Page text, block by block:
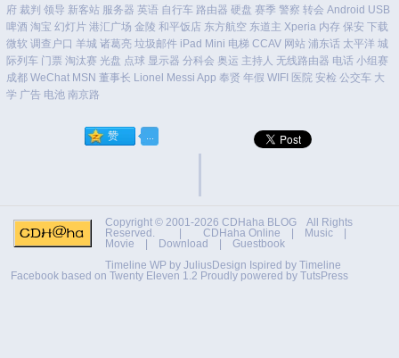
府 裁判 领导 新客站 服务器 英语 自行车 路由器 硬盘 赛季 警察 转会 Android USB
啤酒 淘宝 幻灯片 港汇广场 金陵 和平饭店 东方航空 东道主 Xperia 内存 保安 下载
微软 调查户口 羊城 诸葛亮 垃圾邮件 iPad Mini 电梯 CCAV 网站 浦东话 太平洋 城
际列车 门票 淘汰赛 光盘 点球 显示器 分科会 奥运 主持人 无线路由器 电话 小组赛
成都 WeChat MSN 董事长 Lionel Messi App 奉贤 年假 WIFI 医院 安检 公交车 大
学 广告 电池 南京路
Copyright © 2001-2026 CDHaha BLOG All Rights
Reserved. | CDHaha Online | Music |
Movie | Download | Guestbook
Timeline WP by JuliusDesign Ispired by Timeline
Facebook based on Twenty Eleven 1.2 Proudly powered by TutsPress